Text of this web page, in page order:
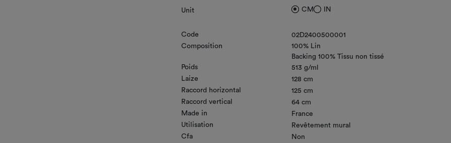
Unit CM IN
Code
02D2400500001
Composition
100% Lin
Backing 100% Tissu non tissé
Poids
513 g/ml
Laize
128 cm
Raccord horizontal
125 cm
Raccord vertical
64 cm
Made in
France
Utilisation
Revêtement mural
Cfa
Non